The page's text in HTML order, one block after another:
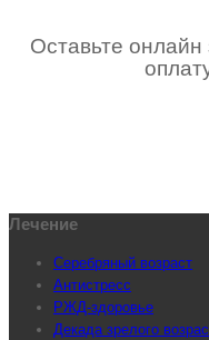
Оставьте онлайн
Лечение
Серебряный возраст
Антистресс
РЖД-здоровье
Декада зрелого